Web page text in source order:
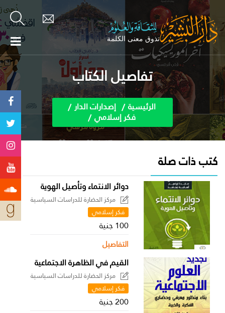
تفاصيل الكتاب
الرئيسية إصدارات الدار
فكر إسلامي
كتب ذات صلة
دوائر الانتماء وتأصيل الهوية
مركز الحضارة للدراسات السياسية
فكر إسلامي
100 جنية
التفاصيل
القيم في الظاهرة الاجتماعية
مركز الحضارة للدراسات السياسية
فكر إسلامي
200 جنية